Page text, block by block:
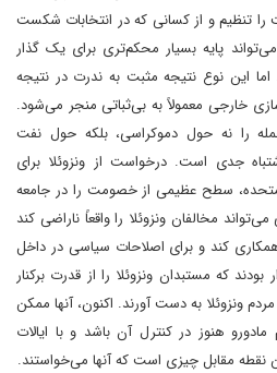
را تنظیم و از کسانی که در انتخابات شکست
پایه بسیار محکم‌تری برای یک گذار
اما این نوع نتیجه مثبت به ندرت در نتیجه
خارجی معمولاً به بی‌ثباتی منجر می‌شود.
را نه حول دموکراسی، بلکه حول نفت
جدی است. درخواست از ونزوئلا برای
متحده، سطح عظیمی از خصومت را در جامعه
مخالفان ونزوئلا را واقعاً ناراضی کند
همکاری کند و برای اصلاحات سیاسی در داخل
که مستبدان ونزوئلا را از قدرت برکنار
ونزوئلا به دست آورند. اکنون، آنها ممکن
هنوز در کنترل آن باشد و با ایالات
نقطه مقابل چیزی است که آنها می‌خواستند.